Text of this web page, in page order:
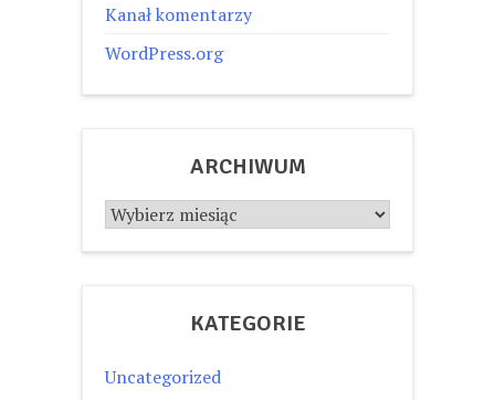
Kanał komentarzy
WordPress.org
ARCHIWUM
Archiwum
KATEGORIE
Uncategorized